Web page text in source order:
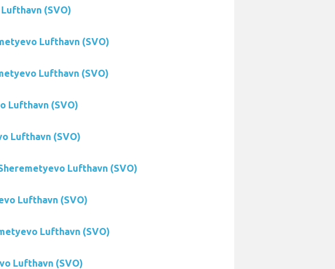
(SVO)
Lufthavn (SVO)
Lufthavn (SVO)
Lufthavn (SVO)
Lufthavn (SVO)
Lufthavn (SVO)
Lufthavn (SVO)
Lufthavn (SVO)
Lufthavn (SVO)